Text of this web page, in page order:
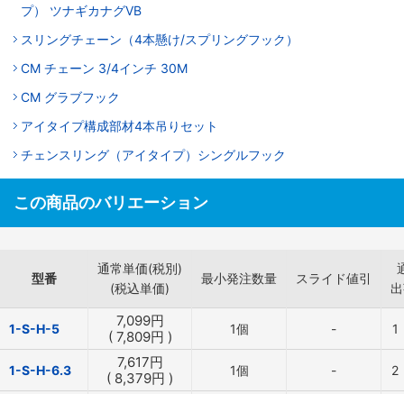
プ） ツナギカナグVB
スリングチェーン（4本懸け/スプリングフック）
CM チェーン 3/4インチ 30M
CM グラブフック
アイタイプ構成部材4本吊りセット
チェンスリング（アイタイプ）シングルフック
この商品のバリエーション
型番
通常単価(税別)
(税込単価)
最小発注数量 スライド値引
1-S-H-5 7,099円
( 7,809円 ) 1個 - 1
1-S-H-6.3 7,617円
( 8,379円 ) 1個 - 2